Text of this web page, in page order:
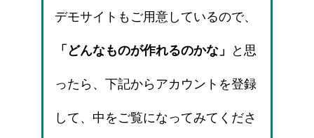
デモサイトもご用意しているので、
「どんなものが作れるのかな」 と思
ったら、下記からアカウントを登録
して、中をご覧になってみてくださ